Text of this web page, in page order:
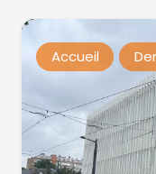
Accueil